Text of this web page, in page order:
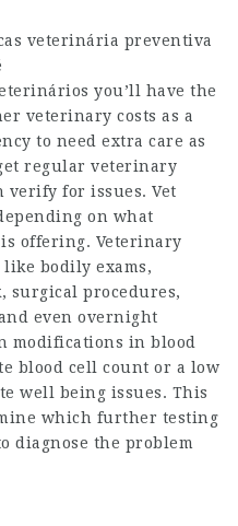
veterinária preventiva
you’ll have the
veterinary costs as a
to need extra care as
regular veterinary
verify for issues. Vet
on what
offering. Veterinary
bodily exams,
surgical procedures,
even overnight
modifications in blood
blood cell count or a low
well being issues. This
which further testing
diagnose the problem